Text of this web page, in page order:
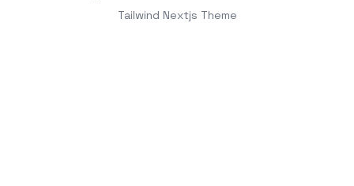
Tailwind Nextjs Theme